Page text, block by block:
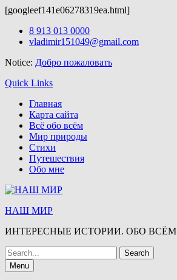
[googleef141e06278319ea.html]
Skip
8 913 013 0000
vladimir151049@gmail.com
Notice: Добро пожаловать
Quick Links
Главная
Карта сайта
Всё обо всём
Мир природы
Стихи
Путешествия
Обо мне
НАШ МИР
ИНТЕРЕСНЫЕ ИСТОРИИ. ОБО ВСЁМ
Search
for:Menu